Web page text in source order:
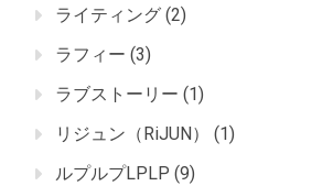
ライティング (2)
ラフィー (3)
ラブストーリー (1)
リジュン（RiJUN）
(1)
ルプルプLPLP (9)